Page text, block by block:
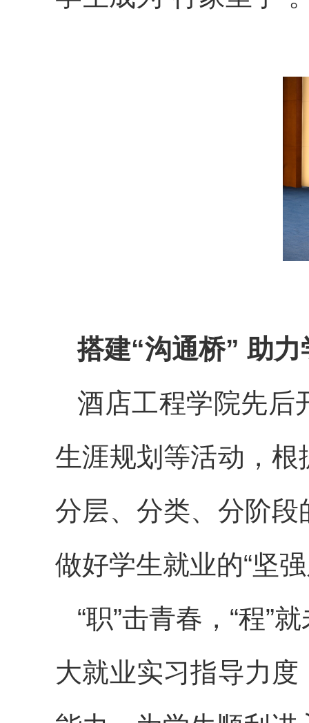
搭建“沟通桥” 助
酒店工程学院先后
生涯规划等活动，
分层、分类、分阶
做好学生就业的“坚
“职”击青春，“程”
大就业实习指导力